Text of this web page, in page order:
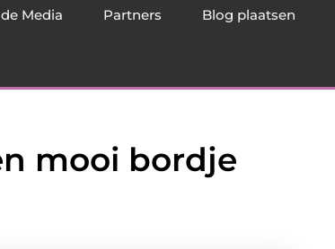
Media Partners Blog plaatsen
mooi bordje